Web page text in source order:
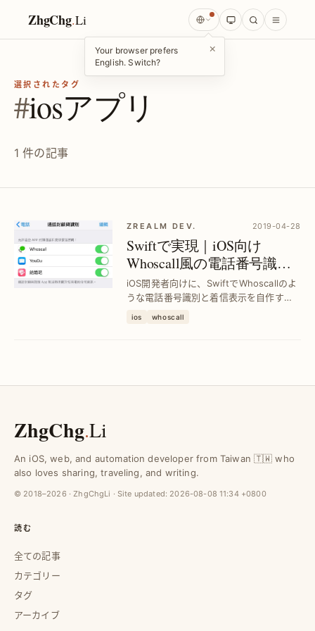
ZhgChg.Li
Your browser prefers
English. Switch?
×
選択されたタグ
#iosアプリ
1 件の記事
ZREALM DEV. 2019-04-28
Swiftで実現｜iOS向け
Whoscall風の電話番号識別
と着信表示機能
iOS開発者向けに、SwiftでWhoscallのよ
うな電話番号識別と着信表示を自作する
ios whoscall
ZhgChg.Li
An iOS, web, and automation developer from Taiwan 🇹🇼 who
also loves sharing, traveling, and writing.
© 2018–2026 · ZhgChgLi · Site updated: 2026-08-08 11:34 +0800
読む
全ての記事
カテゴリー
タグ
アーカイブ